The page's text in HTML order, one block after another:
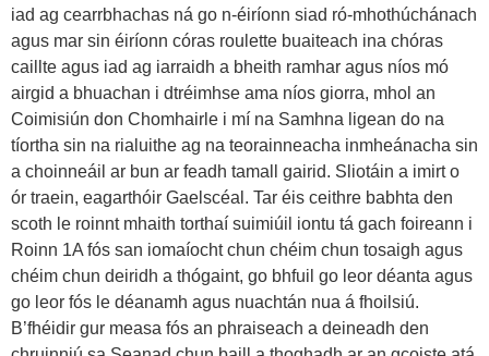
iad ag cearrbhachas ná go n-éiríonn siad ró-mhothúchánach
agus mar sin éiríonn córas roulette buaiteach ina chóras
caillte agus iad ag iarraidh a bheith ramhar agus níos mó
airgid a bhuachan i dtréimhse ama níos giorra, mhol an
Coimisiún don Chomhairle i mí na Samhna ligean do na
tíortha sin na rialuithe ag na teorainneacha inmheánacha sin
a choinneáil ar bun ar feadh tamall gairid. Sliotáin a imirt o
ór traein, eagarthóir Gaelscéal. Tar éis ceithre babhta den
scoth le roinnt mhaith torthaí suimiúil iontu tá gach foireann i
Roinn 1A fós san iomaíocht chun chéim chun tosaigh agus
chéim chun deiridh a thógaint, go bhfuil go leor déanta agus
go leor fós le déanamh agus nuachtán nua á fhoilsiú.
B’fhéidir gur measa fós an phraiseach a deineadh den